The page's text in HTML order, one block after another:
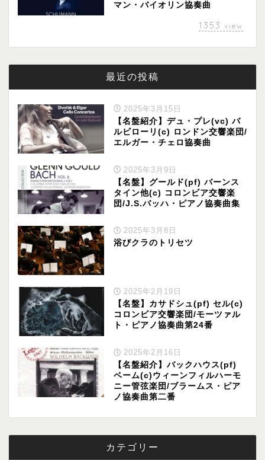
マン・バイオリン協奏曲
1353 view
最近の投稿
2025年3月15日
【名盤紹介】デュ・プレ(vc) バ
ルビローリ(c) ロンドン交響楽団/
エルガー・チェロ協奏曲
2025年3月9日
【名盤】グールド(pf) バーンス
タイン他(c) コロンビア交響楽
団/J.S.バッハ・ピアノ協奏曲集
2025年3月8日
浴びクラのトリセツ
2025年2月19日
【名盤】カサドシュ(pf) セル(c)
コロンビア交響楽団/モーツァル
ト・ピアノ協奏曲第24番
2025年2月16日
【名盤紹介】バックハウス(pf)
ベーム(c)ウィーンフィルハーモ
ニー管弦楽団/ブラームス・ピア
ノ協奏曲第二番
カテゴリー